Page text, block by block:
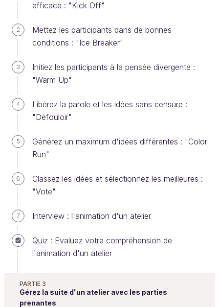
efficace : "Kick Off"
2
Mettez les participants dans de bonnes
conditions : "Ice Breaker"
3
Initiez les participants à la pensée divergente :
"Warm Up"
4
Libérez la parole et les idées sans censure :
"Défouloir"
5
Générez un maximum d'idées différentes : "Color
Run"
6
Classez les idées et sélectionnez les meilleures :
"Vote"
7 Interview : l'animation d'un atelier
Quiz : Evaluez votre compréhension de
l'animation d'un atelier
PARTIE 3
Gérez la suite d'un atelier avec les parties
prenantes
ont appris,
auraient aimé faire mieux,
ont le plus apprécié,
etc.
A titre personnel, cela vous aidera à vous améliorer
et à mieux jauger l'utilité de l'exercice.
Cela peut se faire dans le cadre d'une pause ;
accompagnée de café/thé et viennoiseries.
Avez-vous une suggestion pour nous ?
OpenClassrooms ?
Formations jusqu’à 100 % financées
Projets professionnalisants
Mentorat individuel